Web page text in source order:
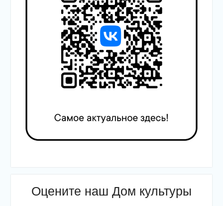
Оцените наш Дом культуры